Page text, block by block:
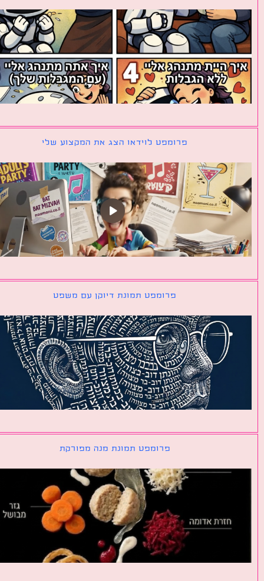
פרומפט לוידאו הצג את המקצוע שלי
פרומפט תמונת דיוקן עם משפט
פרומפט תמונת מנה מפורקת